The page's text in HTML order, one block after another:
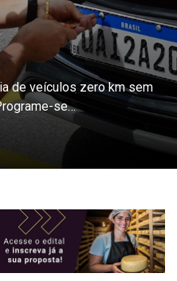
de veículos zero km sem
se…